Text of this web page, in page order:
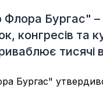
Флора Бургас"
конгресів та
тисячі
Бургас"